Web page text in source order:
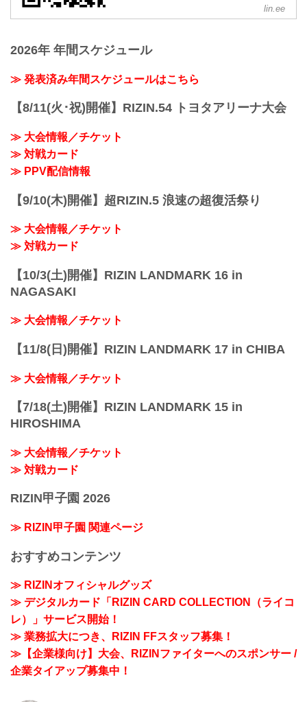
lin.ee
2026年 年間スケジュール
≫ 発表済み年間スケジュールはこちら
【8/11(火･祝)開催】RIZIN.54 トヨタアリーナ大会
≫ 大会情報／チケット
≫ 対戦カード
≫ PPV配信情報
【9/10(木)開催】超RIZIN.5 浪速の超復活祭り
≫ 大会情報／チケット
≫ 対戦カード
【10/3(土)開催】RIZIN LANDMARK 16 in
NAGASAKI
≫ 大会情報／チケット
【11/8(日)開催】RIZIN LANDMARK 17 in CHIBA
≫ 大会情報／チケット
【7/18(土)開催】RIZIN LANDMARK 15 in
HIROSHIMA
≫ 大会情報／チケット
≫ 対戦カード
RIZIN甲子園 2026
≫ RIZIN甲子園 関連ページ
おすすめコンテンツ
≫ RIZINオフィシャルグッズ
≫ デジタルカード「RIZIN CARD COLLECTION（ライコ
レ）」サービス開始！
≫ 業務拡大につき、RIZIN FFスタッフ募集！
≫【企業様向け】大会、RIZINファイターへのスポンサー /
企業タイアップ募集中！